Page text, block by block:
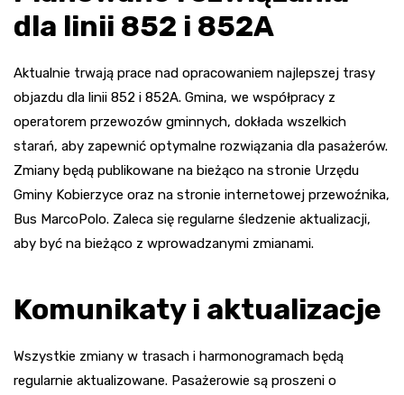
dla linii 852 i 852A
Aktualnie trwają prace nad opracowaniem najlepszej trasy
objazdu dla linii 852 i 852A. Gmina, we współpracy z
operatorem przewozów gminnych, dokłada wszelkich
starań, aby zapewnić optymalne rozwiązania dla pasażerów.
Zmiany będą publikowane na bieżąco na stronie Urzędu
Gminy Kobierzyce oraz na stronie internetowej przewoźnika,
Bus MarcoPolo. Zaleca się regularne śledzenie aktualizacji,
aby być na bieżąco z wprowadzanymi zmianami.
Komunikaty i aktualizacje
Wszystkie zmiany w trasach i harmonogramach będą
regularnie aktualizowane. Pasażerowie są proszeni o